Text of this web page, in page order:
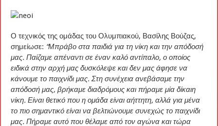
Ο τεχνικός της ομάδας του Ολυμπιακού, Βασίλης Βούζας,
σημείωσε: “Μπράβο στα παιδιά για τη νίκη και την απόδοσή
μας. Παίζαμε απέναντι σε έναν καλό αντίπαλο, ο οποίος
ειδικά στην αρχή μας δυσκόλεψε και δεν μας άφησε να
κάνουμε το παιχνίδι μας. Στη συνέχεια ανεβάσαμε την
απόδοσή μας, βρήκαμε διαδρόμους και πήραμε μία δίκαιη
νίκη. Είναι θετικό που η ομάδα είναι αήττητη, αλλά για μένα
το πιο σημαντικό είναι να βελτιώνουμε συνεχώς το παιχνίδι
μας. Πήραμε αυτό που θέλαμε από τον αγώνα και τώρα